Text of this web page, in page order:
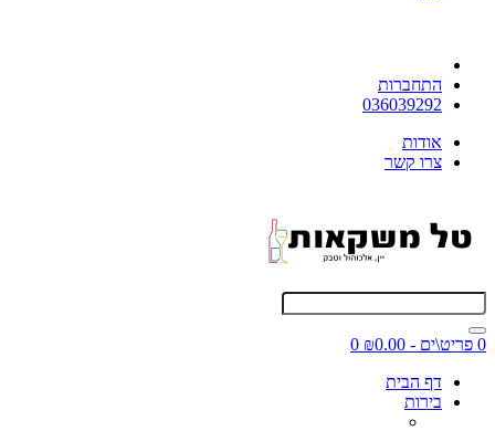
התחברות
036039292
אודות
צרו קשר
0 פריט\ים - ₪0.00
0
דף הבית
בירות